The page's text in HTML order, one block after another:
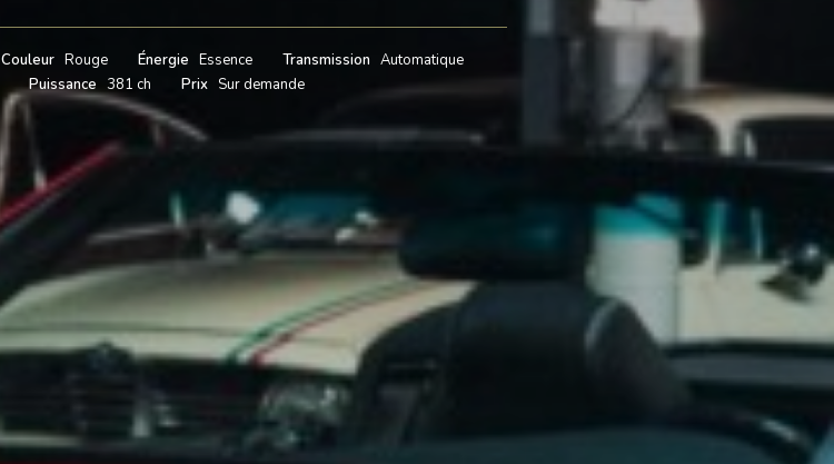
Couleur Rouge Énergie Essence Transmission Automatique
Puissance 381 ch Prix Sur demande